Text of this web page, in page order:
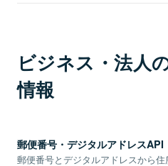
ビジネス・法人
情報
郵便番号・デジタルアドレスAPI
郵便番号とデジタルアドレスから